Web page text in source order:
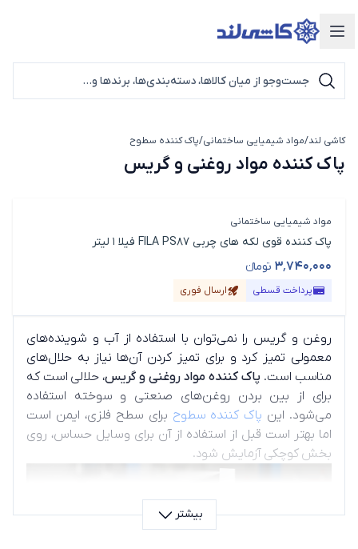
دسته‌بندی محصولات
کاشی لند/مواد شیمیایی ساختمانی/پاک کننده سطوح
پاک کننده مواد روغنی و گریس
مواد شیمیایی ساختمانی
پاک کننده قوی لکه های چربی FILA PS87 فیلا 1 لیتر
۳٬۷۴۰٬۰۰۰ تومانء
قیمت محصول
پرداخت قسطی ارسال فوری
بیشتر
روغن و گریس را نمی‌توان با استفاده از آب و شوینده‌های
معمولی تمیز کرد و برای تمیز کردن آن‌ها نیاز به حلال‌های
مناسب است. پاک کننده مواد روغنی و گریس، حلالی است که
برای از بین بردن روغن‌های صنعتی و سوخته استفاده
می‌شود. این پاک کننده سطوح برای سطح فلزی، ایمن است
اما بهتر است قبل از استفاده از آن برای وسایل حساس، روی
بخش کوچکی آزمایش شود.